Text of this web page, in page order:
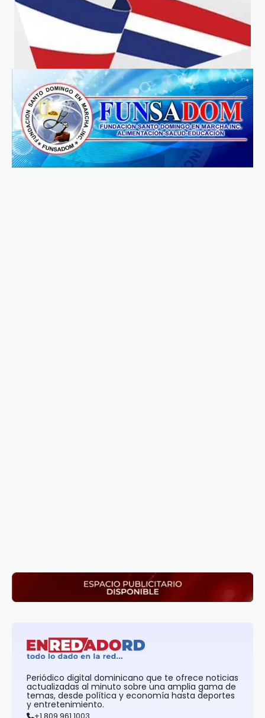
Periódico digital dominicano que te ofrece noticias
actualizadas al minuto sobre una amplia gama de
temas, desde política y economía hasta deportes
y entretenimiento.